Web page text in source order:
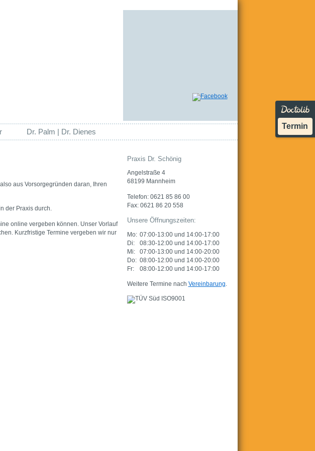
Dr. Palm | Dr. Dienes
aus Vorsorgegründen daran, Ihren
der Praxis durch.
online vergeben können. Unser Vorlauf
Kurzfristige Termine vergeben wir nur
Praxis Dr. Schönig
Angelstraße 4
68199 Mannheim
Telefon: 0621 85 86 00
Fax: 0621 86 20 558
Unsere Öffnungszeiten:
Mo: 07:00-13:00 und 14:00-17:00
Di:
08:30-12:00 und 14:00-17:00
Mi:
07:00-13:00 und 14:00-20:00
Do: 08:00-12:00 und 14:00-20:00
Fr:
08:00-12:00 und 14:00-17:00
Weitere Termine nach Vereinbarung.
Termin